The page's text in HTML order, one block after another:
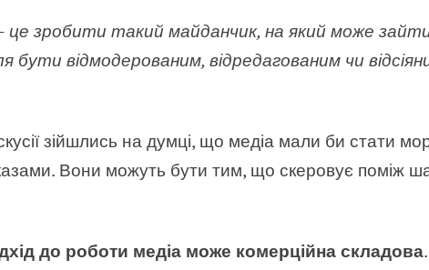
це зробити такий майданчик, на який може
бути відмодерованим, відредагованим чи
зійшлись на думці, що медіа мали би стати
Вони можуть бути тим, що скеровує поміж
до роботи медіа може комерційна складова